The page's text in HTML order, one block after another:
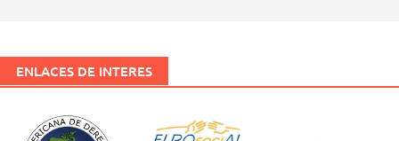
ENLACES DE INTERES